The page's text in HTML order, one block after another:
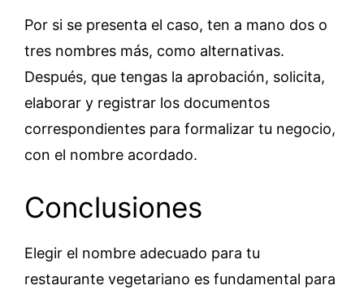
Por si se presenta el caso, ten a mano dos o
tres nombres más, como alternativas.
Después, que tengas la aprobación, solicita,
elaborar y registrar los documentos
correspondientes para formalizar tu negocio,
con el nombre acordado.
Conclusiones
Elegir el nombre adecuado para tu
restaurante vegetariano es fundamental para